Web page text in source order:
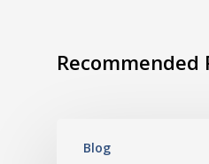
Recommended
Blog